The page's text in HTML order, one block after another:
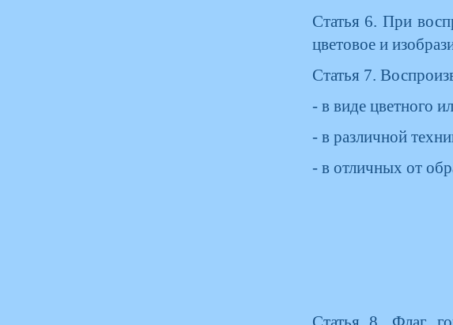
Статья 6. При
цветовое и
Статья 7.
- в виде цветного
- в различной
- в отличных от